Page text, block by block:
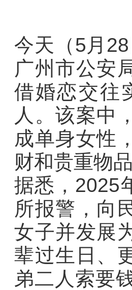
今天（5月
广州市公安
借婚恋交往
人。该案中
成单身女性
财和贵重物
据悉，2025
所报警，向
女子并发展
辈过生日、
弟二人索要